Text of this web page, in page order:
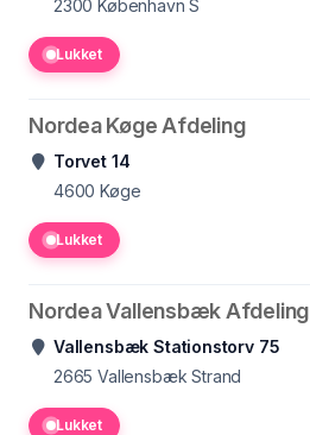
2300 København S
Lukket
Nordea Køge Afdeling
Torvet 14
4600 Køge
Lukket
Nordea Vallensbæk Afdeling
Vallensbæk Stationstorv 75
2665 Vallensbæk Strand
Lukket